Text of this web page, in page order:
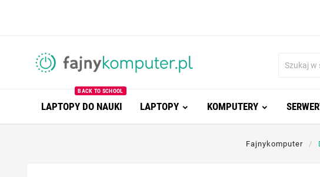
LAPTOPY DO NAUKI
BACK TO SCHOOL
LAPTOPY KOMPUTERY
Fajnykomputer